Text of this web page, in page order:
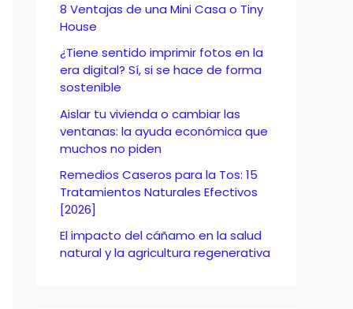
o
:
8 Ventajas de una Mini Casa o Tiny
House
¿Tiene sentido imprimir fotos en la
era digital? Sí, si se hace de forma
sostenible
Aislar tu vivienda o cambiar las
ventanas: la ayuda económica que
muchos no piden
Remedios Caseros para la Tos: 15
Tratamientos Naturales Efectivos
[2026]
El impacto del cáñamo en la salud
natural y la agricultura regenerativa